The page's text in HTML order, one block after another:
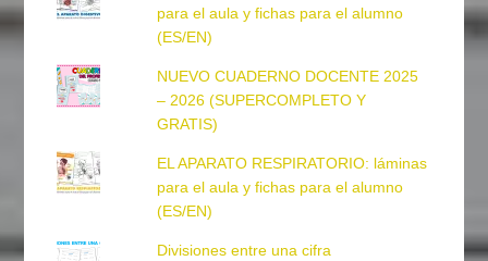
para el aula y fichas para el alumno
(ES/EN)
NUEVO CUADERNO DOCENTE 2025
– 2026 (SUPERCOMPLETO Y
GRATIS)
EL APARATO RESPIRATORIO: láminas
para el aula y fichas para el alumno
(ES/EN)
Divisiones entre una cifra